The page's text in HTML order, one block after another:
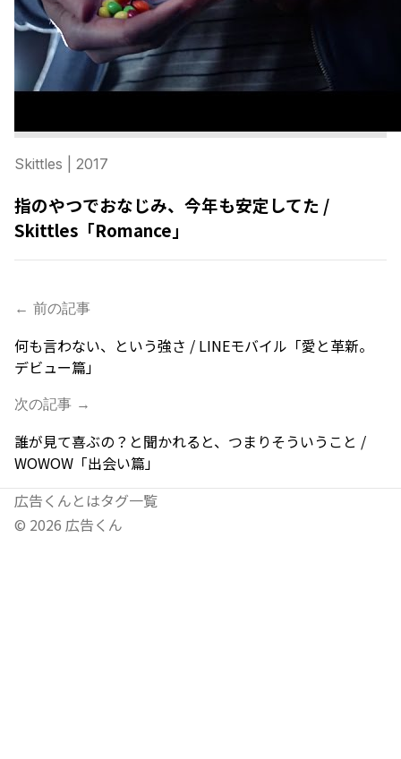
Skittles | 2017
指のやつでおなじみ、今年も安定してた /
Skittles「Romance」
← 前の記事
何も言わない、という強さ / LINEモバイル「愛と革新。
デビュー篇」
次の記事 →
誰が見て喜ぶの？と聞かれると、つまりそういうこと /
WOWOW「出会い篇」
広告くんとはタグ一覧
© 2026 広告くん